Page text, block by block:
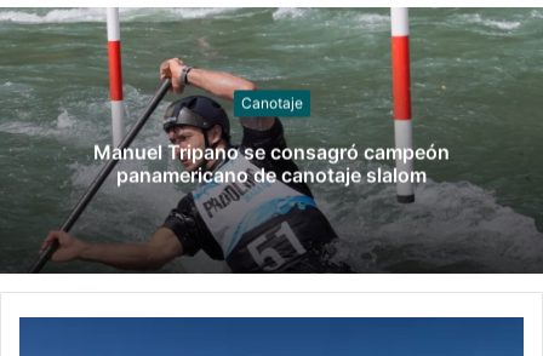
Canotaje
Manuel Tripano se consagró campeón
panamericano de canotaje slalom